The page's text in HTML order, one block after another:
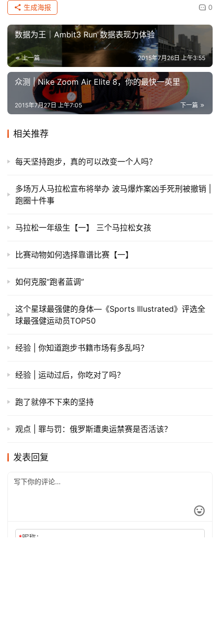
0
生成海报
数据为王｜Ambit3 Run 数据表现力体验
上一篇 2015年7月26日 上午3:55
众测 | Nike Zoom Air Elite 8，你的最快一英里
下一篇
2015年7月27日 上午7:05
相关推荐
每天坚持跑步，真的可以改变一个人吗？
多场万人马拉松宣布将举办 波马爆炸案凶手死刑被撤销 |
跑圈十件事
马拉松一年级生【一】 三个马拉松女孩
比赛动物如何选择靠谱比赛【一】
如何克服“跑者蓝调”
这个星球最强健的身体—《Sports Illustrated》评选全
球最强健运动员TOP50
经验 | 你知道跑步书籍市场有多乱吗？
经验 | 运动过后，你吃对了吗？
跑了就停不下来的坚持
观点 | 罪与罚：俄罗斯遭奥运禁赛是否活该？
发表回复
*昵称：